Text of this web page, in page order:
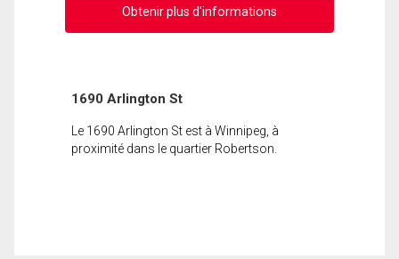
Obtenir plus d'informations
1690 Arlington St
Le 1690 Arlington St est à Winnipeg, à
proximité dans le quartier Robertson.